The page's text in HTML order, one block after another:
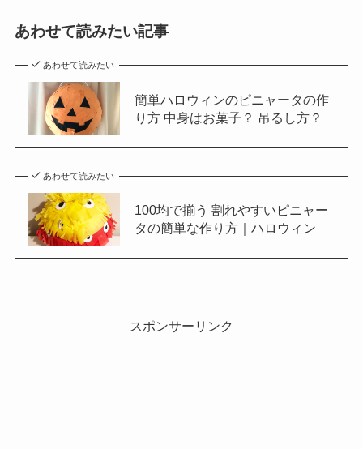
あわせて読みたい記事
あわせて読みたい
簡単ハロウィンのピニャータの作
り方 中身はお菓子？ 吊るし方？
あわせて読みたい
100均で揃う 割れやすいピニャー
タの簡単な作り方｜ハロウィン
スポンサーリンク